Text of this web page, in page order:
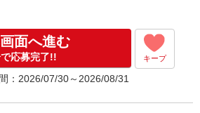
円支給(規定有)
くと,
給(規定有)
゜・。○。・゜+゜
面へ進む
応募完了!! キープ
：2026/07/30～2026/08/31